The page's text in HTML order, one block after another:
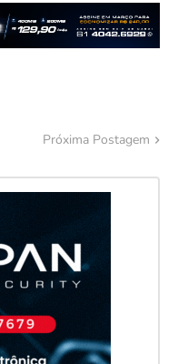
Próxima Postagem